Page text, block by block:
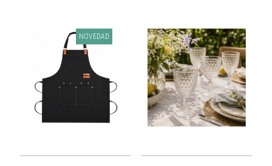
NOVEDAD